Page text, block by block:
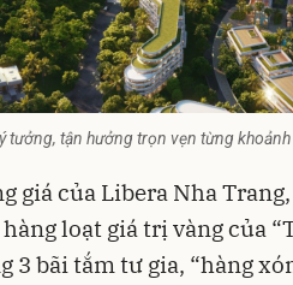
tưởng, tận hưởng trọn vẹn từng
giá của Libera Nha
loạt giá trị vàng của
3 bãi tắm tư gia, “hàng